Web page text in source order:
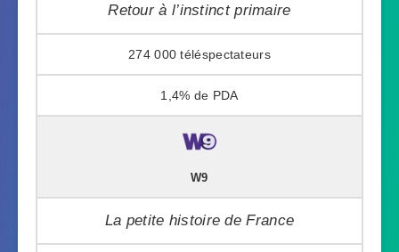
Retour à l’instinct primaire
274 000
1,4%
W9
La petite histoire de France